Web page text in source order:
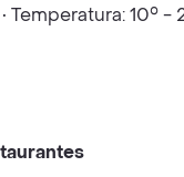
Temperatura: 10°